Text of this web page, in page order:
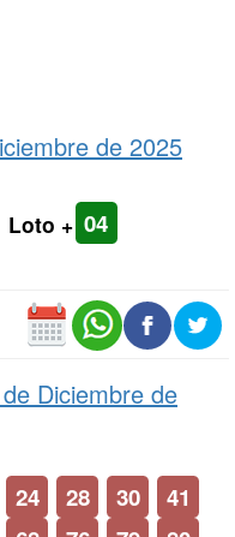
de 2025
Loto + 04
Diciembre de
24 28 30
41